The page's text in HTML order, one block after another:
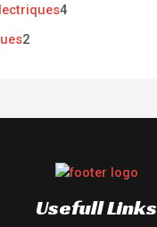
4
2
Usefull Links